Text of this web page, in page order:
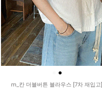
●
m_칸 더블버튼 블라우스 [7차 재입고]